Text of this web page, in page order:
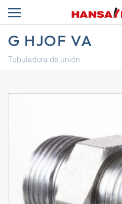
G HJOF VA
Tubuladura de unión